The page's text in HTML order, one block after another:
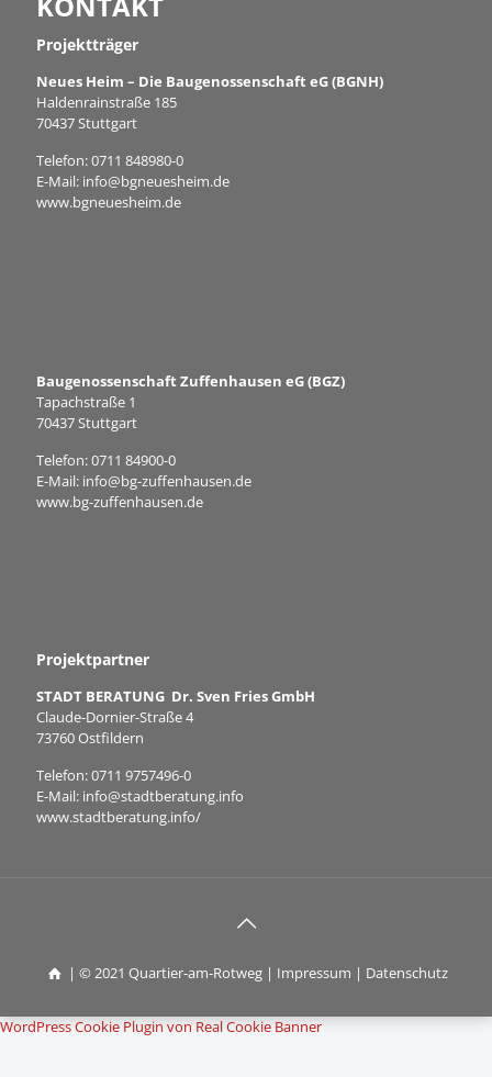
Projektträger
Neues Heim – Die Baugenossenschaft eG (BGNH)
Haldenrainstraße 185
70437 Stuttgart
Telefon:0711 848980-0
E-Mail: info@bgneuesheim.de
www.bgneuesheim.de
Baugenossenschaft Zuffenhausen eG (BGZ)
Tapachstraße 1
70437 Stuttgart
Telefon:0711 84900-0
E-Mail: info@bg-zuffenhausen.de
www.bg-zuffenhausen.de
Projektpartner
STADT BERATUNG Dr. Sven Fries GmbH
Claude-Dornier-Straße 4
73760 Ostfildern
Telefon:0711 9757496-0
E-Mail: info@stadtberatung.info
www.stadtberatung.info/
| © 2021 Quartier-am-Rotweg | Impressum | Datenschutz
WordPress Cookie Plugin von Real Cookie Banner